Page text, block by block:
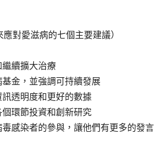
應對愛滋病的七個主要建議）
續擴大治療
金，並強調可持續發展
透明度和更好的數據
環節投資和創新研究
感染者的參與，讓他們有更多的發言